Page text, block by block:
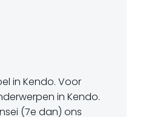
in Kendo. Voor
in Kendo.
(7e dan) ons